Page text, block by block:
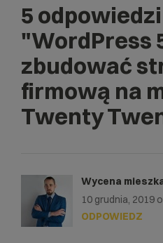
5
"WordPress
zbudować
firmową na
Twenty
Wycena
10 grudnia, 2019
ODPOWIEDZ